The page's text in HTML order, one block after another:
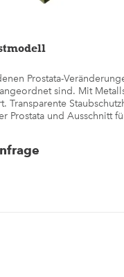
Prostata-
sind. Mit
Transparente
Prostata und Ausschnitt